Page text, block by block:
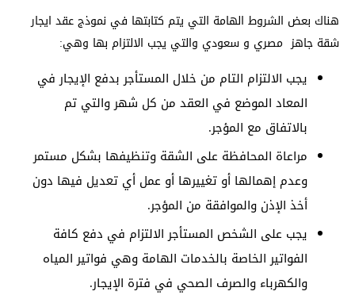
هناك بعض الشروط الهامة التي يتم كتابتها في نموذج عقد ايجار
شقة جاهز مصري و سعودي والتي يجب الالتزام بها وهي:
يجب الالتزام التام من خلال المستأجر بدفع الإيجار في
المعاد الموضع في العقد من كل شهر والتي تم
بالاتفاق مع المؤجر.
مراعاة المحافظة على الشقة وتنظيفها بشكل مستمر
وعدم إهمالها أو تغييرها أو عمل أي تعديل فيها دون
أخذ الإذن والموافقة من المؤجر.
يجب على الشخص المستأجر الالتزام في دفع كافة
الفواتير الخاصة بالخدمات الهامة وهي فواتير المياه
والكهرباء والصرف الصحي في فترة الإيجار.